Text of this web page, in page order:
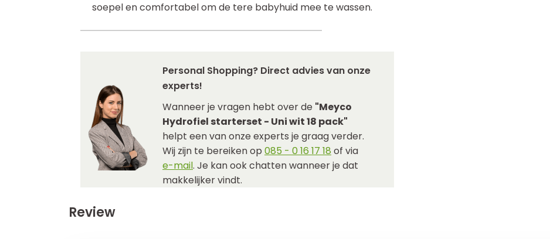
soepel en comfortabel om de tere babyhuid mee te wassen.
Personal Shopping? Direct advies van onze
experts!
Wanneer je vragen hebt over de "Meyco
Hydrofiel starterset - Uni wit 18 pack"
helpt een van onze experts je graag verder.
Wij zijn te bereiken op 085 - 0 16 17 18 of via
e-mail. Je kan ook chatten wanneer je dat
makkelijker vindt.
Review